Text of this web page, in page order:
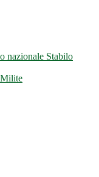
nazionale Stabilo